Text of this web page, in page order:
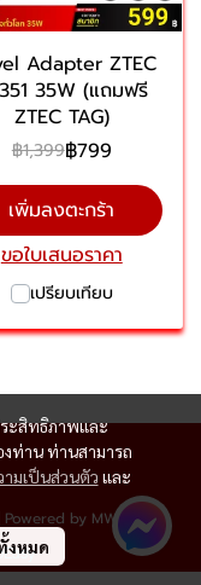
Adapter ZTEC
35W (แถมฟรี
ZTEC TAG)
฿1,399฿799
เพิ่มลงตะกร้า
ขอใบเสนอราคา
เปรียบเทียบ
ะสิทธิภาพและ
ท่าน ท่านสามารถ
มเป็นส่วนตัว และ
งหมด
by MWE